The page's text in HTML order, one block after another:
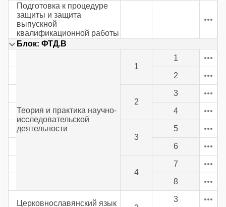
Подготовка к процедуре
защиты и защита
выпускной
квалификационной работы
Блок: ФТД.В
Теория и практика научно-
исследовательской
деятельности
1
1
2
2
3
4
3
5
6
4
7
8
Церковнославянский язык
3